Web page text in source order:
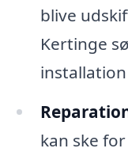
blive
Kertinge
kan ske